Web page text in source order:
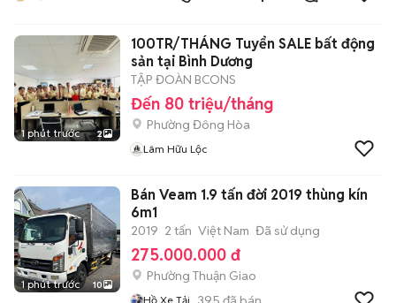
1 phút trước 2
100TR/THÁNG Tuyển SALE bất động
sản tại Bình Dương
TẬP ĐOÀN BCONS
Đến 80 triệu/tháng
Phường Đông Hòa
Lâm Hữu Lộc
1 phút trước 10
Bán Veam 1.9 tấn đời 2019 thùng kín
6m1
2019 2 tấn Việt Nam Đã sử dụng
275.000.000 đ
Phường Thuận Giao
Hồ Xe Tải